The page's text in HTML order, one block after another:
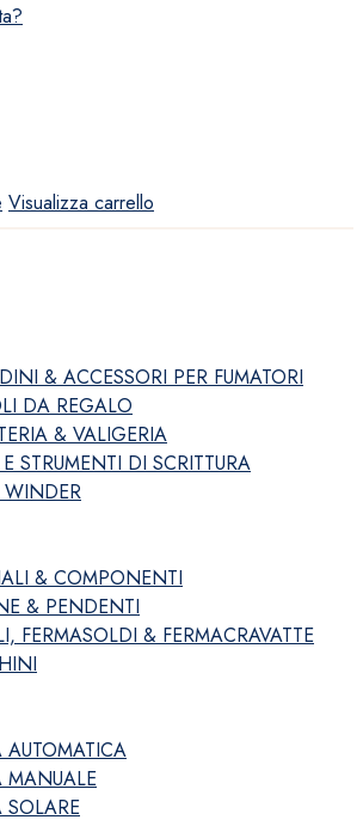
Visualizza carrello
& ACCESSORI PER FUMATORI
DA REGALO
& VALIGERIA
STRUMENTI DI SCRITTURA
WINDER
& COMPONENTI
& PENDENTI
FERMASOLDI & FERMACRAVATTE
AUTOMATICA
MANUALE
SOLARE